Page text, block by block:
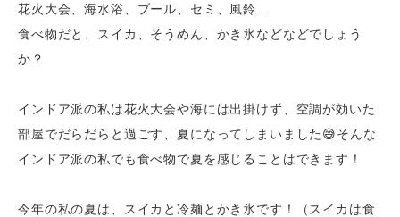
花火大会、海水浴、プール、セミ、風鈴…
食べ物だと、スイカ、そうめん、かき氷などなどでしょう
か？
インドア派の私は花火大会や海には出掛けず、空調が効いた
部屋でだらだらと過ごす、夏になってしまいました😅そんな
インドア派の私でも食べ物で夏を感じることはできます！
今年の私の夏は、スイカと冷麺とかき氷です！（スイカは食